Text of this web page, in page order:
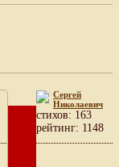
Сергей
Николаевич
cтихов: 163
рейтинг: 1148